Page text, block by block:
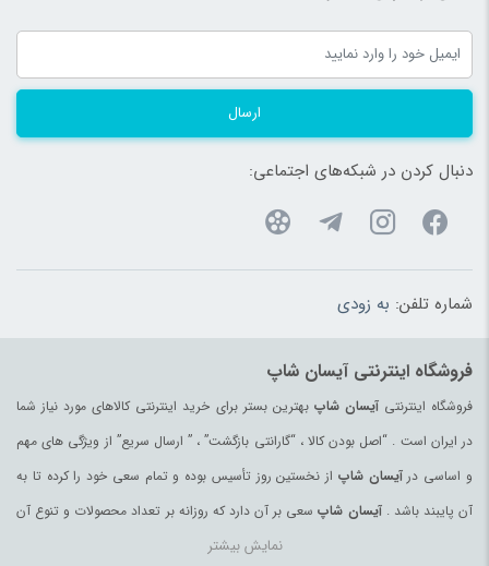
ارسال
دنبال کردن در شبکه‌های اجتماعی:
شماره تلفن: به زودی
فروشگاه اینترنتی آیسان شاپ
فروشگاه اینترنتیآیسان شاپبهترین بستر برای خرید اینترنتی کالاهای مورد نیاز شما
در ایران است . “اصل بودن کالا ، “گارانتی بازگشت” ، ” ارسال سریع” از ویژگی های مهم
و اساسی درآیسان شاپ از نخستین روز تأسیس بوده و تمام سعی خود را کرده تا به
آن پایبند باشد .آیسان شاپ سعی بر آن دارد که روزانه بر تعداد محصولات و تنوع آن
بیفزاید تا بتواند نیاز همه ی افراد با هر نوع سلیقه را در خرید محصولات اینترنتی مرتفع
نمایش بیشتر